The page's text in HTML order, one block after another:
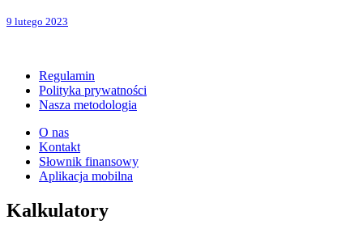
9 lutego 2023
Regulamin
Polityka prywatności
Nasza metodologia
O nas
Kontakt
Słownik finansowy
Aplikacja mobilna
Kalkulatory